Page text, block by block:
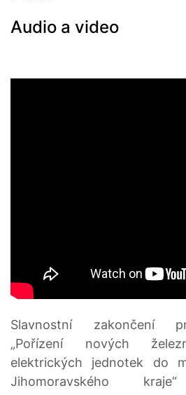
Audio a video
Slavnostní zakončení
„Pořízení nových
elektrických jednotek do
Jihomoravského